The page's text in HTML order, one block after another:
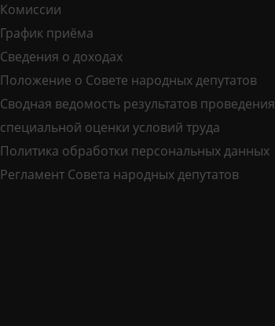
Комиссии
График приёма
Сведения о доходах
Положение о Совете народных депутатов
Сводная ведомость результатов проведения
специальной оценки условий труда
Политика обработки персональных данных
Регламент Совета народных депутатов